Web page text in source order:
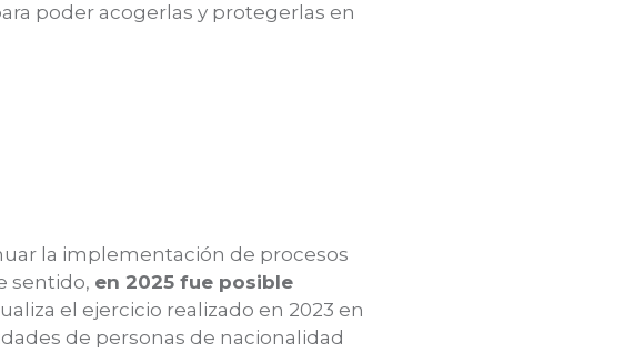
poder acogerlas y protegerlas en
la implementación de procesos
sentido, en 2025 fue posible
el ejercicio realizado en 2023 en
de personas de nacionalidad